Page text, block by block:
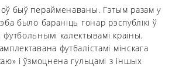
быў перайменаваны. Гэтым разам у
было бараніць гонар рэспублікі ў
калектывамі краіны.
футбалістамі мінскага
і ўзмоцнена гульцамі з іншых